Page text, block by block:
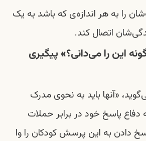
را به هر اندازه‌ی که باشد به یک
اتصال کند.
این را می‌دانی؟» پیگیری
«آنها باید به نحوی مدرک
دفاع پاسخ خود در برابر حملات
دادن به این پرسش کودکان را وا